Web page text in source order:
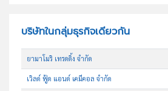
บริษัทในกลุ่มธุรกิจเดียวกัน
ยามาโมริ เทรดดิ้ง จำกัด
เวิลด์ ฟู้ด แอนด์ เคมีคอล จำกัด